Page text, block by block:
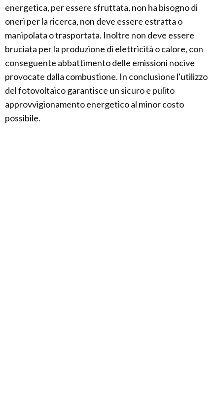
energetica, per essere sfruttata, non ha bisogno di
oneri per la ricerca, non deve essere estratta o
manipolata o trasportata. Inoltre non deve essere
bruciata per la produzione di elettricità o calore, con
conseguente abbattimento delle emissioni nocive
provocate dalla combustione. In conclusione l'utilizzo
del fotovoltaico garantisce un sicuro e pulito
approvvigionamento energetico al minor costo
possibile.